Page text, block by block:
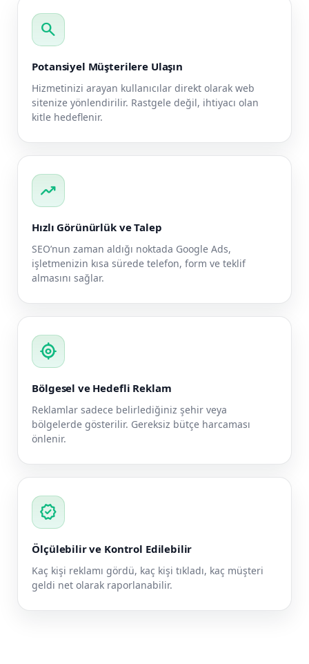
search
Potansiyel Müşterilere Ulaşın
Hizmetinizi arayan kullanıcılar direkt olarak web
sitenize yönlendirilir. Rastgele değil, ihtiyacı olan
kitle hedeflenir.
trending_up
Hızlı Görünürlük ve Talep
SEO’nun zaman aldığı noktada Google Ads,
işletmenizin kısa sürede telefon, form ve teklif
almasını sağlar.
my_location
Bölgesel ve Hedefli Reklam
Reklamlar sadece belirlediğiniz şehir veya
bölgelerde gösterilir. Gereksiz bütçe harcaması
önlenir.
verified
Ölçülebilir ve Kontrol Edilebilir
Kaç kişi reklamı gördü, kaç kişi tıkladı, kaç müşteri
geldi net olarak raporlanabilir.